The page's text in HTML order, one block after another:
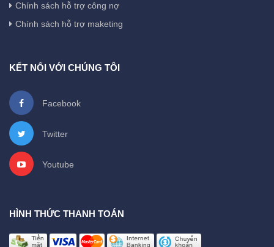
Chính sách hỗ trợ công nợ
Chính sách hỗ trợ maketing
KẾT NỐI VỚI CHÚNG TÔI
Facebook
Twitter
Youtube
HÌNH THỨC THANH TOÁN